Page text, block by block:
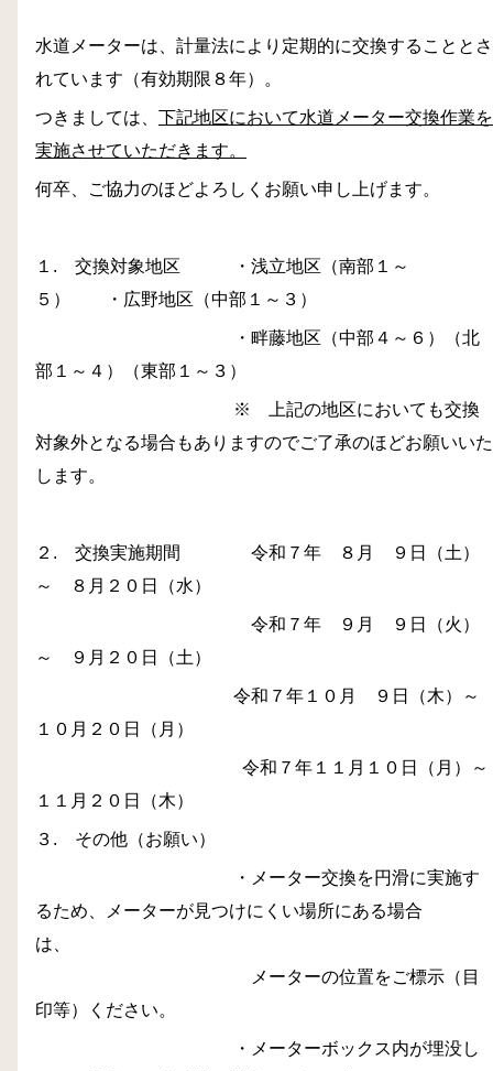
水道メーターは、計量法により定期的に交換することとさ
れています（有効期限８年）。
つきましては、 下記地区において水道メーター交換作業を
実施させていただきます。
何卒、ご協力のほどよろしくお願い申し上げます。
１. 交換対象地区 ・浅立地区（南部１～
５） ・広野地区（中部１～３）
・畔藤地区（中部４～６）（北
部１～４）（東部１～３）
※ 上記の地区においても交換
対象外となる場合もありますのでご了承のほどお願いいた
します。
２. 交換実施期間 令和７年 ８月 ９日（土）
～ ８月２０日（水）
令和７年 ９月 ９日（火）
～ ９月２０日（土）
令和７年１０月 ９日（木）～
１０月２０日（月）
令和７年１１月１０日（月）～
１１月２０日（木）
３. その他（お願い）
・メーター交換を円滑に実施す
るため、メーターが見つけにくい場所にある場合
は、
メーターの位置をご標示（目
印等）ください。
・メーターボックス内が埋没し